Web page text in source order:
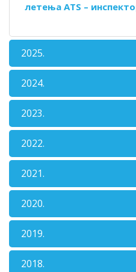
летења ATS –
2025.
2024.
2023.
2022.
2021.
2020.
2019.
2018.